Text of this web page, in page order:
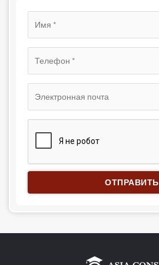
ОТПРАВИТЬ